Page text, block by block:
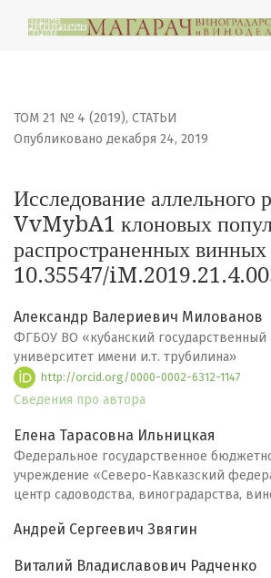
Исследование аллельного
ТОМ 21 № 4 (2019), СТАТЬИ
Исследование аллельного
VvMybA1 клоновых
распространенных
10.35547/
Опубликовано декабря 24, 2019
Александр Валериевич Милованов
ФГБОУ ВО «кубанский государственный
университет имени и.т. трубилина»
http://orcid.org/0000-0002-6312-1147
Сведения про автора
Елена Тарасовна Ильницкая
Федеральное государственное
учреждение «Северо-Кавказский
центр садоводства, виноградарства,
Андрей Сергеевич Звягин
Виталий Владиславович Радченко